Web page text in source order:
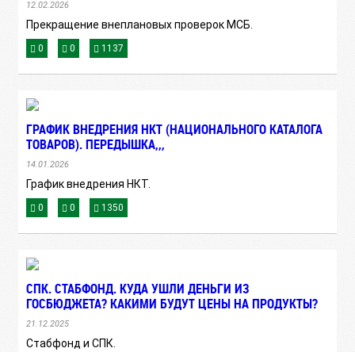
12.02.2026
Прекращение внеплановых проверок МСБ.
0 0 1137
ГРАФИК ВНЕДРЕНИЯ НКТ (НАЦИОНАЛЬНОГО КАТАЛОГА
ТОВАРОВ). ПЕРЕДЫШКА,,,
14.01.2026
График внедрения НКТ.
0 0 1350
СПК. СТАБФОНД. КУДА УШЛИ ДЕНЬГИ ИЗ
ГОСБЮДЖЕТА? КАКИМИ БУДУТ ЦЕНЫ НА ПРОДУКТЫ?
21.12.2025
Стабфонд и СПК.